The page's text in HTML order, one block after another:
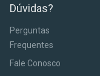
Dúvidas?
Perguntas
Frequentes
Fale Conosco